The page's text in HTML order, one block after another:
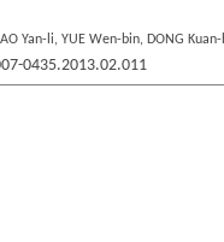
Yan-li, YUE Wen-bin, DONG Kuan-
0435.2013.02.011